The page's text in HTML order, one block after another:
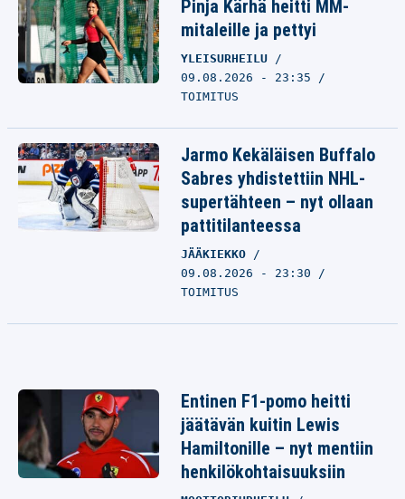
Pinja Kärhä heitti MM-
mitaleille ja pettyi
YLEISURHEILU
09.08.2026 - 23:35
TOIMITUS
Jarmo Kekäläisen Buffalo
Sabres yhdistettiin NHL-
supertähteen – nyt ollaan
pattitilanteessa
JÄÄKIEKKO
09.08.2026 - 23:30
TOIMITUS
Entinen F1-pomo heitti
jäätävän kuitin Lewis
Hamiltonille – nyt mentiin
henkilökohtaisuuksiin